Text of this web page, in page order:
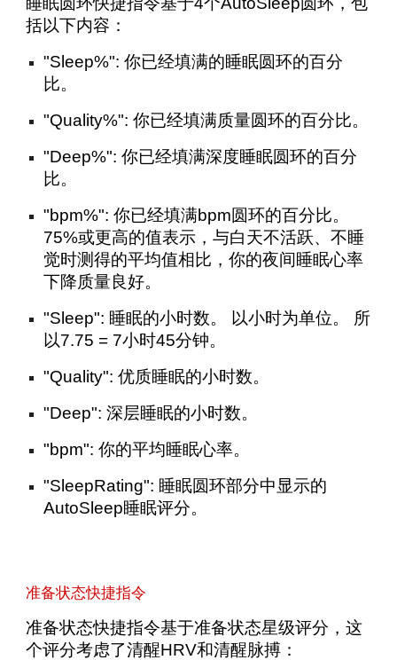
括以下内容：
"Sleep%": 你已经填满的睡眠圆环的百分
比。
"Quality%": 你已经填满质量圆环的百分比。
"Deep%": 你已经填满深度睡眠圆环的百分
比。
"bpm%": 你已经填满bpm圆环的百分比。
75%或更高的值表示，与白天不活跃、不睡
觉时测得的平均值相比，你的夜间睡眠心率
下降质量良好。
"Sleep": 睡眠的小时数。 以小时为单位。 所
以7.75 = 7小时45分钟。
"Quality": 优质睡眠的小时数。
"Deep": 深层睡眠的小时数。
"bpm": 你的平均睡眠心率。
"SleepRating": 睡眠圆环部分中显示的
AutoSleep睡眠评分。
准备状态快捷指令
准备状态快捷指令基于准备状态星级评分，这
个评分考虑了清醒HRV和清醒脉搏：